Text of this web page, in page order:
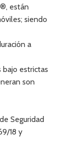
están
siendo
a
bajo estrictas
son
Seguridad
18 y